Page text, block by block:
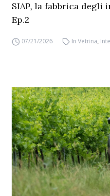
SIAP, la fabbrica degli
Ep.2
07/21/2026 In Vetrina,